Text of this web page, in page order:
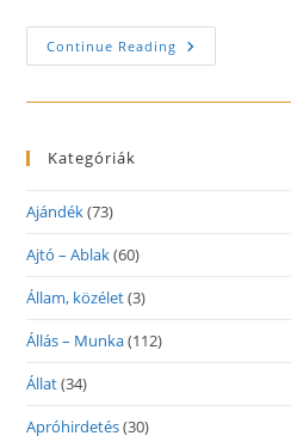
Continue Reading Csináld
Saját
A
Kategóriák
Ajándék(73)
Ajtó – Ablak(60)
Állam, közélet(3)
Állás – Munka(112)
Állat(34)
Apróhirdetés(30)